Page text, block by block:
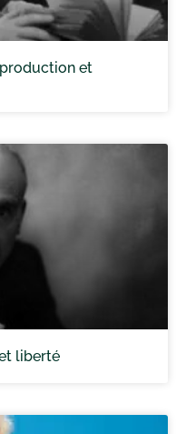
et
liberté